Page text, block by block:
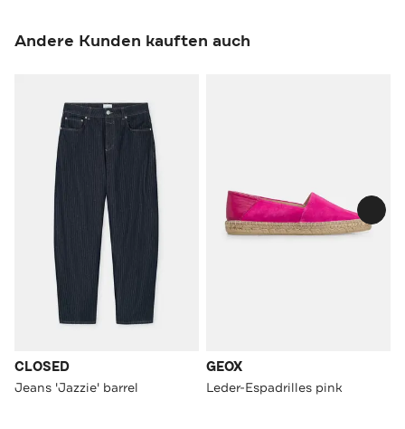
Andere Kunden kauften auch
CLOSED
Jeans 'Jazzie' barrel
GEOX
Leder-Espadrilles pink